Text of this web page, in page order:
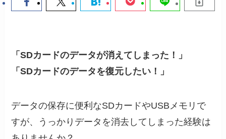
「SDカードのデータが消えてしまった！」
「SDカードのデータを復元したい！」
データの保存に便利なSDカードやUSBメモリで
すが、うっかりデータを消去してしまった経験は